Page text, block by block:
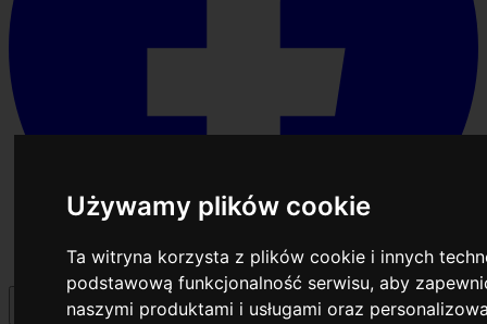
Używamy plików cookie
Ta witryna korzysta z plików cookie i innych
podstawową funkcjonalność serwisu,aby
naszymi produktami i usługami oraz